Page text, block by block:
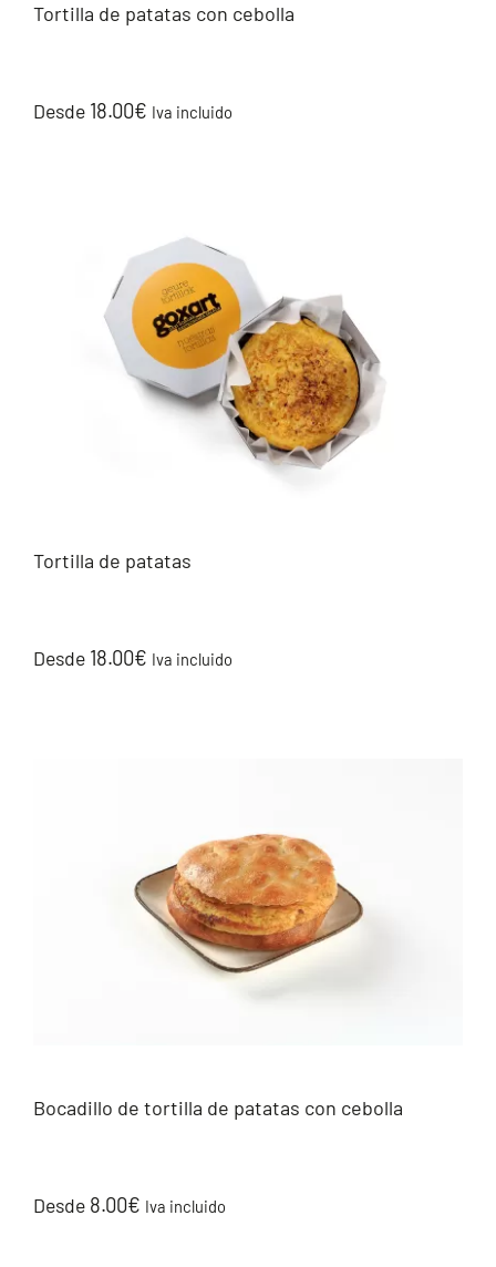
Tortilla de patatas con cebolla
Desde 18.00€ Iva incluido
Tortilla de patatas
Desde 18.00€ Iva incluido
Bocadillo de tortilla de patatas con cebolla
Desde 8.00€ Iva incluido